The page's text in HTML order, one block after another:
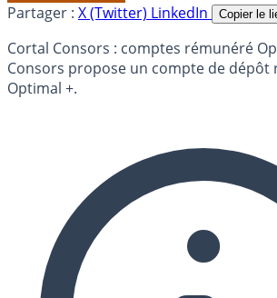
Partager : X (Twitter) LinkedIn Copier le
Cortal Consors : comptes rémunéré
Consors propose un compte de dépôt
Optimal +.